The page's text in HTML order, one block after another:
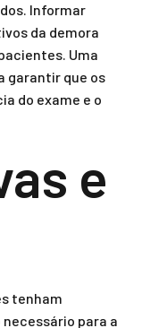
Informar
da demora
Uma
garantir que os
do exame e o
e
tenham
para a